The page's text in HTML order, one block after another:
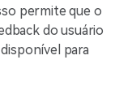
permite que o
do usuário
para